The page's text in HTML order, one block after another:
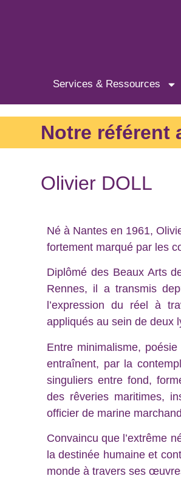
Services & Ressources
Notre référent
Olivier DOLL
Né à Nantes en 1961,
fortement marqué par les
Diplômé des Beaux Arts
Rennes, il a transmis
l’expression du réel à
appliqués au sein de deux
Entre minimalisme,
entraînent, par la
singuliers entre fond,
des rêveries maritimes,
officier de marine
Convaincu que l’extrême
la destinée humaine et
monde à travers ses